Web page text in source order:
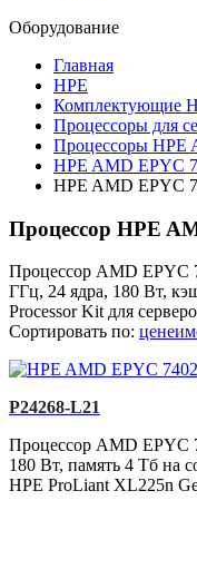
Оборудование
Главная
HPE
Комплектующие
Процессоры для
Процессоры HPE
HPE AMD EPYC
HPE AMD EPYC
Процессор HPE
Процессор AMD EPYC
ГГц, 24 ядра, 180 Вт,
Processor Kit для
Сортировать по: цене
P24268-L21
Процессор AMD EPYC
180 Вт, память 4 Тб на
HPE ProLiant XL225n